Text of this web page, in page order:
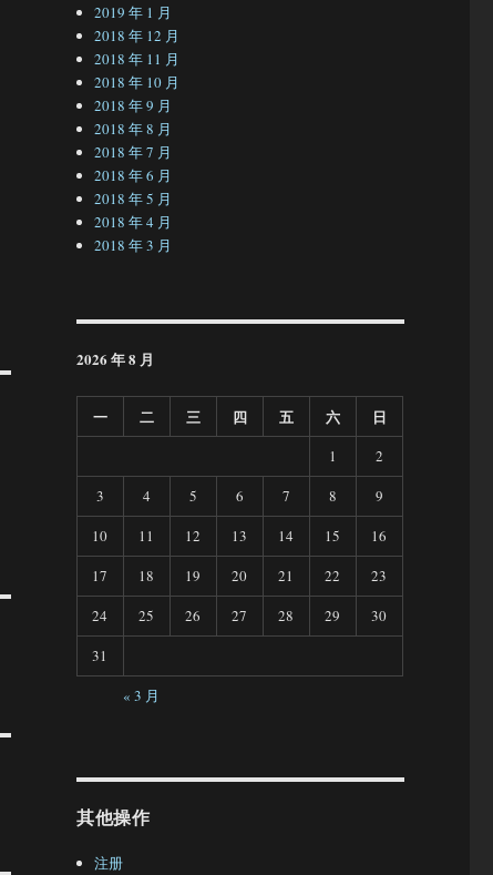
2019 年 1 月
2018 年 12 月
2018 年 11 月
2018 年 10 月
2018 年 9 月
2018 年 8 月
2018 年 7 月
2018 年 6 月
2018 年 5 月
2018 年 4 月
2018 年 3 月
2026 年 8 月
一 二 三 四 五 六 日
1
2
3
4 5 6 7 8
9
10
11 12 13 14 15
16
17
18 19 20 21 22
23
24
25 26 27 28 29
30
31
« 3 月
其他操作
注册